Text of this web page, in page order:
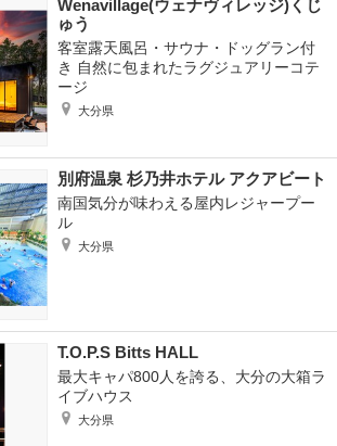
Wenavillage(ウェナヴィレッジ)くじ
ゅう
客室露天風呂・サウナ・ドッグラン付
き 自然に包まれたラグジュアリーコテ
ージ
大分県
別府温泉 杉乃井ホテル アクアビート
南国気分が味わえる屋内レジャープー
ル
大分県
T.O.P.S Bitts HALL
最大キャパ800人を誇る、大分の大箱ラ
イブハウス
大分県